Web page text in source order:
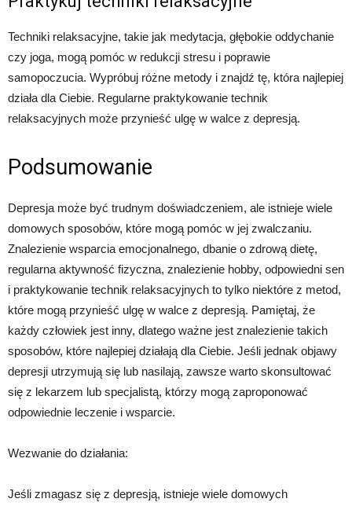
Techniki relaksacyjne, takie jak medytacja, głębokie oddychanie
czy joga, mogą pomóc w redukcji stresu i poprawie
samopoczucia. Wypróbuj różne metody i znajdź tę, która najlepiej
działa dla Ciebie. Regularne praktykowanie technik
relaksacyjnych może przynieść ulgę w walce z depresją.
Podsumowanie
Depresja może być trudnym doświadczeniem, ale istnieje wiele
domowych sposobów, które mogą pomóc w jej zwalczaniu.
Znalezienie wsparcia emocjonalnego, dbanie o zdrową dietę,
regularna aktywność fizyczna, znalezienie hobby, odpowiedni sen
i praktykowanie technik relaksacyjnych to tylko niektóre z metod,
które mogą przynieść ulgę w walce z depresją. Pamiętaj, że
każdy człowiek jest inny, dlatego ważne jest znalezienie takich
sposobów, które najlepiej działają dla Ciebie. Jeśli jednak objawy
depresji utrzymują się lub nasilają, zawsze warto skonsultować
się z lekarzem lub specjalistą, którzy mogą zaproponować
odpowiednie leczenie i wsparcie.
Wezwanie do działania:
Jeśli zmagasz się z depresją, istnieje wiele domowych